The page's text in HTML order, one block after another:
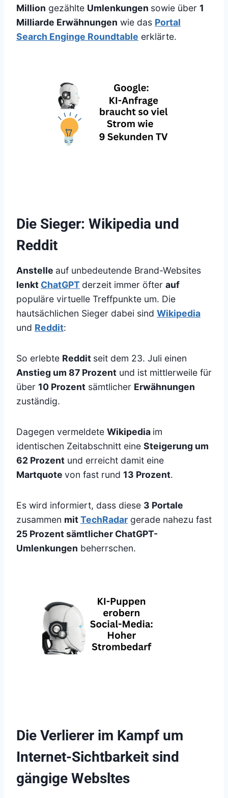
Million gezählte Umlenkungen sowie über 1
Milliarde Erwähnungen wie das Portal
Search Enginge Roundtable erklärte.
Die Sieger: Wikipedia und
Reddit
Anstelle auf unbedeutende Brand-Websites
lenkt ChatGPT derzeit immer öfter auf
populäre virtuelle Treffpunkte um. Die
hautsächlichen Sieger dabei sind Wikipedia
und Reddit:
So erlebte Reddit seit dem 23. Juli einen
Anstieg um 87 Prozent und ist mittlerweile für
über 10 Prozent sämtlicher Erwähnungen
zuständig.
Dagegen vermeldete Wikipedia im
identischen Zeitabschnitt eine Steigerung um
62 Prozent und erreicht damit eine
Martquote von fast rund 13 Prozent.
Es wird informiert, dass diese 3 Portale
zusammen mitTechRadar gerade nahezu fast
25 Prozent sämtlicher ChatGPT-
Umlenkungen beherrschen.
Die Verlierer im Kampf um
Internet-Sichtbarkeit sind
gängige Websltes